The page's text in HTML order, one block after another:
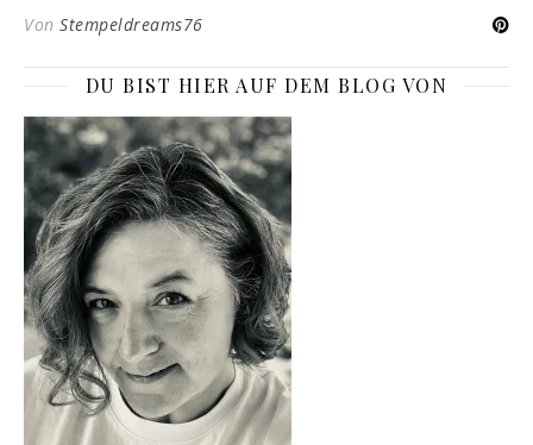
Von Stempeldreams76
DU BIST HIER AUF DEM BLOG VON